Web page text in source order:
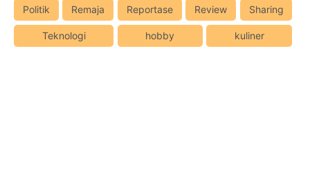
Politik Remaja Reportase Review Sharing
Teknologi hobby kuliner